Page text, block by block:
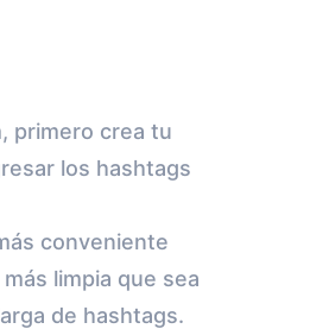
primero crea tu
los hashtags
conveniente
limpia que sea
de hashtags.